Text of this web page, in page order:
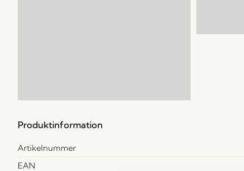
Produktinformation
Artikelnummer
EAN